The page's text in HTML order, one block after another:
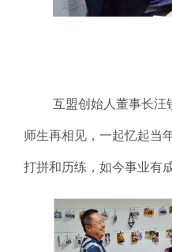
互盟创始人董事长汪
师生再相见，一起忆起当
打拼和历练，如今事业有